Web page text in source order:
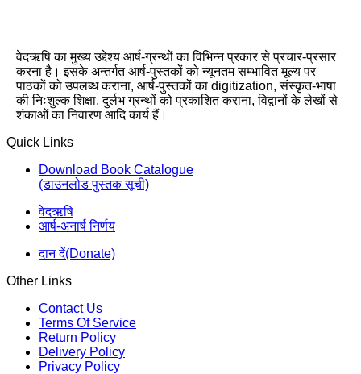
वेदऋषि का मुख्य उद्देश्य आर्ष-ग्रन्थों का विभिन्न प्रकार से प्रचार-प्रसार
करना है। इसके अन्तर्गत आर्ष-पुस्तकों को न्यूनतम सम्भावित मूल्य पर
पाठकों को उपलब्ध कराना, आर्ष-पुस्तकों का digitization, संस्कृत-भाषा
की निःशुल्क शिक्षा, दुर्लभ ग्रन्थों को प्रकाशित कराना, विद्वानों के लेखों से
शंकाओं का निवारण आदि कार्य हैं।
Quick Links
Download Book Catalogue
(डाउनलोड पुस्तक सूची)
वेदऋषि
आर्ष-अनार्ष निर्णय
दान दें(Donate)
Other Links
Contact Us
Terms Of Service
Return Policy
Delivery Policy
Privacy Policy